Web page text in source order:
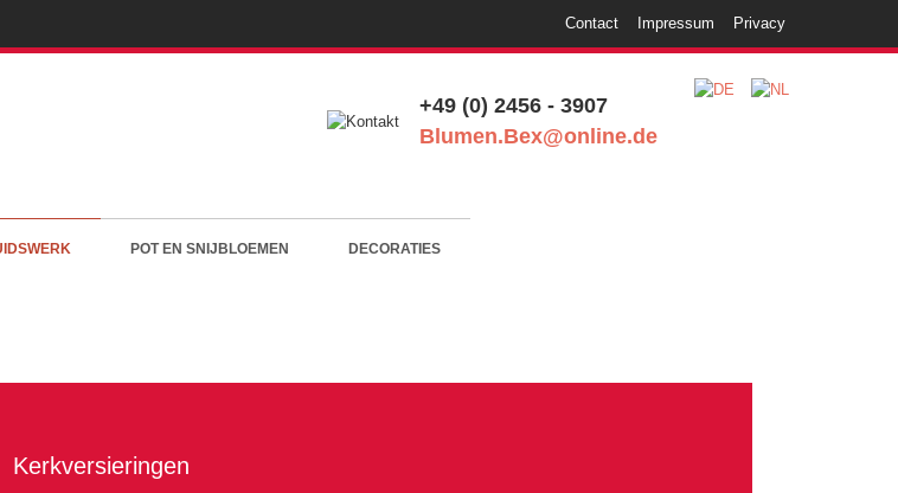
Contact Impressum Privacy
+49 (0) 2456 - 3907
Blumen.Bex@online.de
POT EN SNIJBLOEMEN DECORATIES
Kerkversieringen